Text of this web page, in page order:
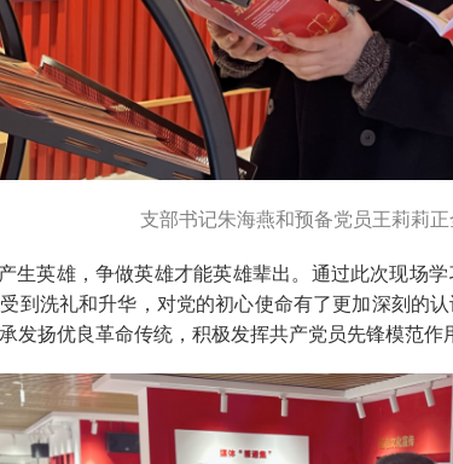
支部书记朱海燕和预备党员王莉莉
英雄，争做英雄才能英雄辈出。通过此次现场学
到洗礼和升华，对党的初心使命有了更加深刻的
发扬优良革命传统，积极发挥共产党员先锋模范作